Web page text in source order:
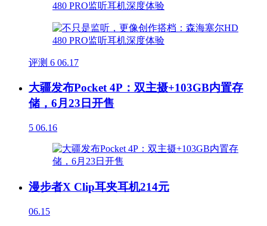
评测 6 06.17
大疆发布Pocket 4P：双主摄+103GB内置存
储，6月23日开售
5 06.16
漫步者X Clip耳夹耳机214元
06.15